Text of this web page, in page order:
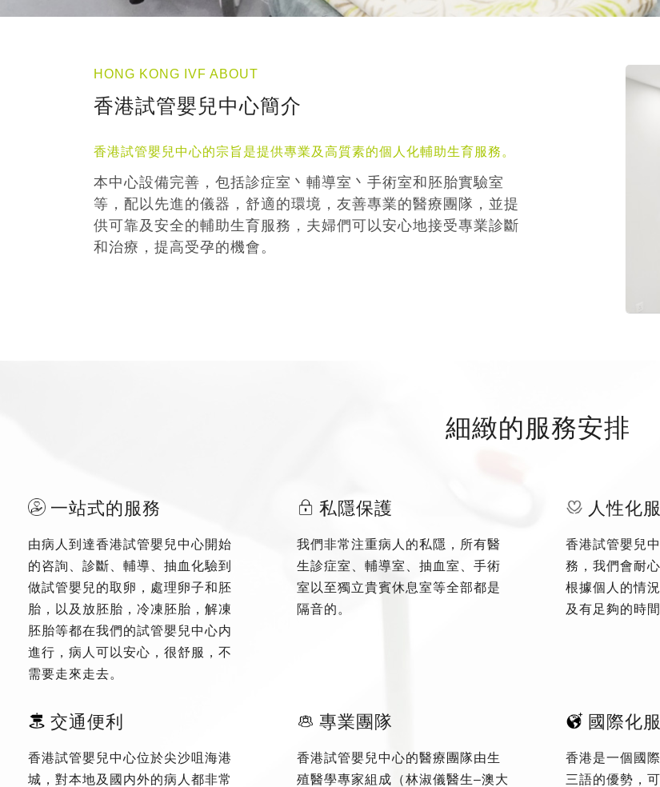
HONG KONG IVF ABOUT
香港試管嬰兒中心簡介
香港試管嬰兒中心的宗旨是提供專業及高質素的個人化輔助生育服務。
本中心設備完善，包括診症室丶輔導室丶手術室和胚胎實驗室
等，配以先進的儀器，舒適的環境，友善專業的醫療團隊，並提
供可靠及安全的輔助生育服務，夫婦們可以安心地接受專業診斷
和治療，提高受孕的機會。
細緻的服務安排
一站式的服務
由病人到達香港試管嬰兒中心開始
的咨詢、診斷、輔導、抽血化驗到
做試管嬰兒的取卵，處理卵子和胚
胎，以及放胚胎，冷凍胚胎，解凍
胚胎等都在我們的試管嬰兒中心内
進行，病人可以安心，很舒服，不
需要走來走去。
私隱保護
我們非常注重病人的私隱，所有醫
生診症室、輔導室、抽血室、手術
室以至獨立貴賓休息室等全部都是
隔音的。
人性化
香港試管嬰兒
務，我們會耐
根據個人的情
及有足夠的時
交通便利
香港試管嬰兒中心位於尖沙咀海港
城，對本地及國内外的病人都非常
專業團隊
香港試管嬰兒中心的醫療團隊由生
殖醫學專家組成（林淑儀醫生–澳大
國際化
香港是一個國
三語的優勢，